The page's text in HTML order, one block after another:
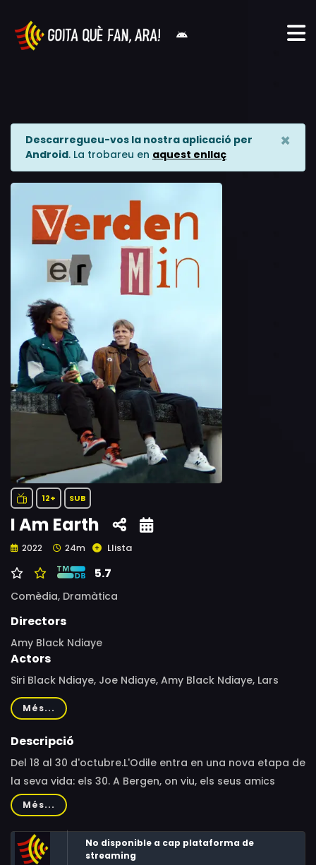
Descarregueu-vos la nostra aplicació per
Android. La trobareu en aquest enllaç
×
12+ SUB
I Am Earth
2022 24m Llista
5.7
Comèdia, Dramàtica
Directors
Amy Black Ndiaye
Actors
Siri Black Ndiaye, Joe Ndiaye, Amy Black Ndiaye, Lars
Vaular, Tinashe Williamson
Més...
Descripció
Del 18 al 30 d'octubre.L'Odile entra en una nova etapa de
la seva vida: els 30. A Bergen, on viu, els seus amics
semblen tenir bones feines, relacions i fills en camí.
Mentre la vida passa al seu voltant, l'Odile encara passa
l'estona amb el seu millor amic Stian al seu estudi, fent
música rap que mai publica. Un somni que sembla no
Més...
No disponible a cap plataforma de
streaming